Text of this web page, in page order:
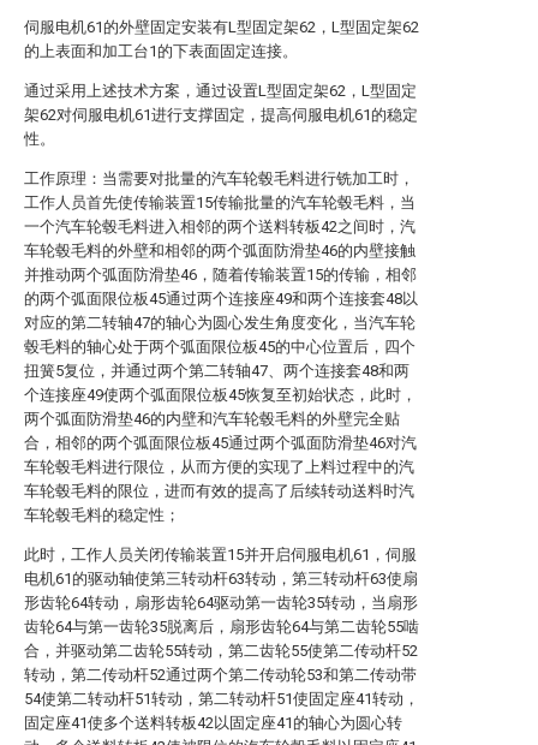
伺服电机61的外壁固定安装有L型固定架62，L型固定架62
的上表面和加工台1的下表面固定连接。
通过采用上述技术方案，通过设置L型固定架62，L型固定
架62对伺服电机61进行支撑固定，提高伺服电机61的稳定
性。
工作原理：当需要对批量的汽车轮毂毛料进行铣加工时，
工作人员首先使传输装置15传输批量的汽车轮毂毛料，当
一个汽车轮毂毛料进入相邻的两个送料转板42之间时，汽
车轮毂毛料的外壁和相邻的两个弧面防滑垫46的内壁接触
并推动两个弧面防滑垫46，随着传输装置15的传输，相邻
的两个弧面限位板45通过两个连接座49和两个连接套48以
对应的第二转轴47的轴心为圆心发生角度变化，当汽车轮
毂毛料的轴心处于两个弧面限位板45的中心位置后，四个
扭簧5复位，并通过两个第二转轴47、两个连接套48和两
个连接座49使两个弧面限位板45恢复至初始状态，此时，
两个弧面防滑垫46的内壁和汽车轮毂毛料的外壁完全贴
合，相邻的两个弧面限位板45通过两个弧面防滑垫46对汽
车轮毂毛料进行限位，从而方便的实现了上料过程中的汽
车轮毂毛料的限位，进而有效的提高了后续转动送料时汽
车轮毂毛料的稳定性；
此时，工作人员关闭传输装置15并开启伺服电机61，伺服
电机61的驱动轴使第三转动杆63转动，第三转动杆63使扇
形齿轮64转动，扇形齿轮64驱动第一齿轮35转动，当扇形
齿轮64与第一齿轮35脱离后，扇形齿轮64与第二齿轮55啮
合，并驱动第二齿轮55转动，第二齿轮55使第二传动杆52
转动，第二传动杆52通过两个第二传动轮53和第二传动带
54使第二转动杆51转动，第二转动杆51使固定座41转动，
固定座41使多个送料转板42以固定座41的轴心为圆心转